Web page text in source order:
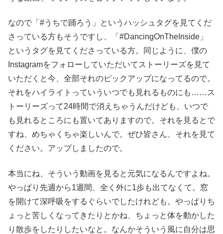
なので「#うちで踊ろう」というハッシュタグを見てくだ
さっている方もそうですし、「#DancingOnTheInside」
というタグを見てくださっている方。同じように、僕の
Instagramをフォローしていただいてストーリーズを見て
いただくと今、全部それのピックアップになってるので。
それをハイライトっていういつでも見れるものにも……ス
トーリーズって24時間で消えちゃうんだけども、いつで
も見れるところにも置いてありますので。それを見るとで
すね、めちゃくちゃ楽しいんで。ぜひ皆さん、それを見て
ください。アップしましたので。
本当にね、そういう動画を見ると元気になるんですよね。
やっぱり先週から1週間、全く外に1歩も出てなくて。窓
を開けて深呼吸をするぐらいでしたけれども。やっぱりち
ょっと苦しくなってきたりとかね、ちょっと体を動かした
り散歩をしたりしたいなと。なんかそういう風に自分は思